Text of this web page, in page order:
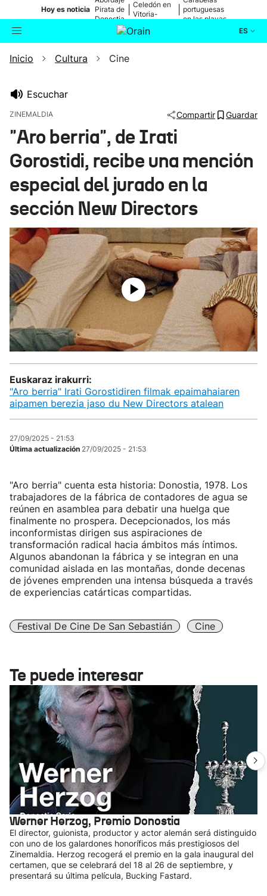
Hoy es noticia Pirata de
Donostia
Celedón en
Vitoria-
portuguesas
en las playas
ES
Buscador Actualidad
Ikusmiran
Eguraldia
Inicio Cultura Cine
Escuchar
ZINEMALDIA Compartir Guardar
"Aro berria", de Irati
Gorostidi, recibe una mención
especial del jurado en la
sección New Directors
Euskaraz irakurri:
"Aro berria" Irati Gorostidiren filmak epaimahaiaren
aipamen berezia jaso du New Directors atalean
27/09/2025 - 21:53
Última actualización 27/09/2025 - 21:53
"Aro berria" cuenta esta historia: Donostia, 1978. Los
trabajadores de la fábrica de contadores de agua se
reúnen en asamblea para debatir una huelga que
finalmente no prospera. Decepcionados, los más
inconformistas dirigen sus aspiraciones de
transformación radical hacia ámbitos más íntimos.
Algunos abandonan la fábrica y se integran en una
comunidad aislada en las montañas, donde decenas
de jóvenes emprenden una intensa búsqueda a través
de experiencias catárticas compartidas.
Festival De Cine De San Sebastián Cine
Te puede interesar
Werner Herzog, Premio Donostia
El director, guionista, productor y actor alemán será distinguido
con uno de los galardones honoríficos más prestigiosos del
Zinemaldia. Herzog recogerá el premio en la gala inaugural del
certamen, que se celebrará del 18 al 26 de septiembre, y
presentará su última película, Bucking Fastard.